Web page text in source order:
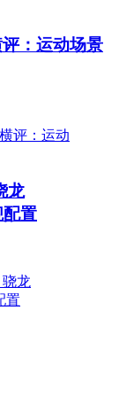
：运动场景
龙
配置